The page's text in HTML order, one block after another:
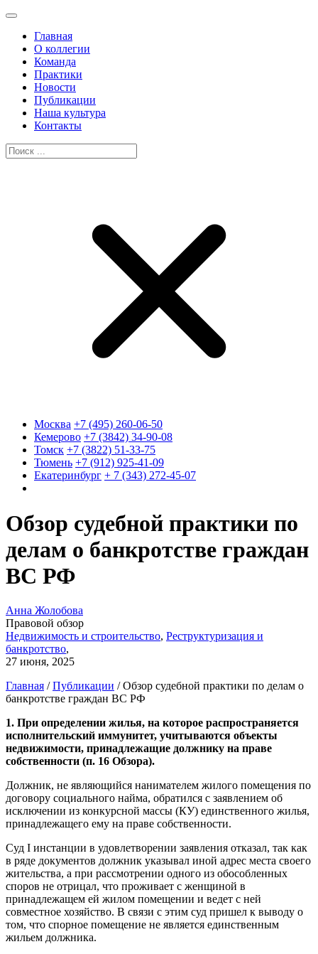
Главная
О коллегии
Команда
Практики
Новости
Публикации
Наша культура
Контакты
Москва +7 (495) 260-06-50
Кемерово +7 (3842) 34-90-08
Томск +7 (3822) 51-33-75
Тюмень +7 (912) 925-41-09
Екатеринбург + 7 (343) 272-45-07
Обзор судебной практики по
делам о банкротстве граждан
ВС РФ
Анна Жолобова
Правовой обзор
Недвижимость и строительство, Реструктуризация и
банкротство,
27 июня, 2025
Главная /Публикации /Обзор судебной практики по делам о
банкротстве граждан ВС РФ
1. При определении жилья, на которое распространяется
исполнительский иммунитет, учитываются объекты
недвижимости, принадлежащие должнику на праве
собственности (п. 16 Обзора).
Должник, не являющийся нанимателем жилого помещения по
договору социального найма, обратился с заявлением об
исключении из конкурсной массы (КУ) единственного жилья,
принадлежащего ему на праве собственности.
Суд I инстанции в удовлетворении заявления отказал, так как
в ряде документов должник указывал иной адрес места своего
жительства, а при рассмотрении одного из обособленных
споров не отрицал, что проживает с женщиной в
принадлежащем ей жилом помещении и ведет с ней
совместное хозяйство. В связи с этим суд пришел к выводу о
том, что спорное помещение не является единственным
жильем должника.